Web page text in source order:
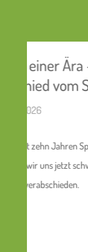
Wir
In